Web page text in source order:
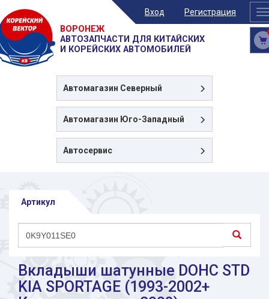
Вход Регистрация
ВОРОНЕЖ
АВТОЗАПЧАСТИ ДЛЯ КИТАЙСКИХ
И КОРЕЙСКИХ АВТОМОБИЛЕЙ
Автомагазин Северный
Автомагазин Юго-Западный
Автосервис
Артикул
Вкладыши шатунные DOHC STD
KIA SPORTAGE (1993-2002+